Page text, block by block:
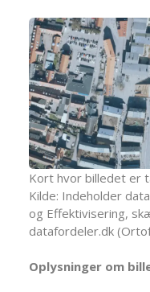
Kort hvor billedet er
Kilde: Indeholder
og Effektivisering,
datafordeler.dk
Oplysninger om